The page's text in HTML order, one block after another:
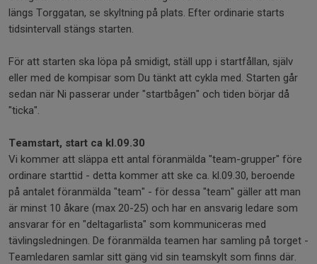
längs Torggatan, se skyltning på plats. Efter ordinarie starts
tidsintervall stängs starten.
För att starten ska löpa på smidigt, ställ upp i startfållan, själv
eller med de kompisar som Du tänkt att cykla med. Starten går
sedan när Ni passerar under "startbågen" och tiden börjar då
"ticka".
Teamstart, start ca kl.09.30
Vi kommer att släppa ett antal föranmälda "team-grupper" före
ordinare starttid - detta kommer att ske ca. kl.09.30, beroende
på antalet föranmälda "team" - för dessa "team" gäller att man
är minst 10 åkare (max 20-25) och har en ansvarig ledare som
ansvarar för en "deltagarlista" som kommuniceras med
tävlingsledningen. De föranmälda teamen har samling på torget -
Teamledaren samlar sitt gäng vid sin teamskylt som finns där.